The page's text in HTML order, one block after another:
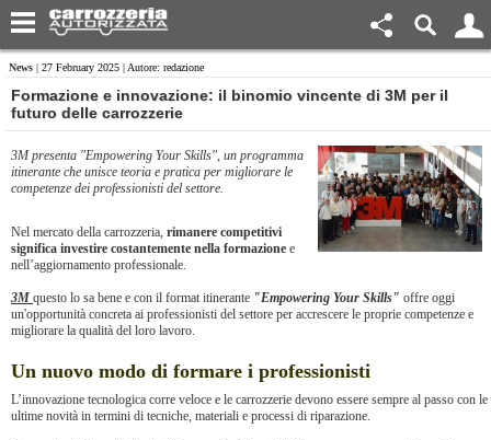
News | 27 February 2025 | Autore: redazione
Formazione e innovazione: il binomio vincente di 3M per il
futuro delle carrozzerie
3M presenta "Empowering Your Skills", un programma
itinerante che unisce teoria e pratica per migliorare le
competenze dei professionisti del settore.
Nel mercato della carrozzeria, rimanere competitivi
significa investire costantemente nella formazione e
nell’aggiornamento professionale.
3M questo lo sa bene e con il format itinerante "Empowering Your Skills" offre oggi
un'opportunità concreta ai professionisti del settore per accrescere le proprie competenze e
migliorare la qualità del loro lavoro.
Un nuovo modo di formare i professionisti
L’innovazione tecnologica corre veloce e le carrozzerie devono essere sempre al passo con le
ultime novità in termini di tecniche, materiali e processi di riparazione.